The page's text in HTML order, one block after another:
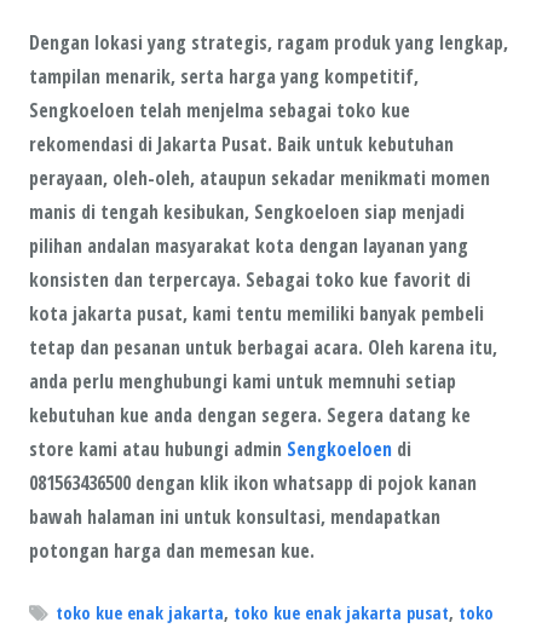
Dengan lokasi yang strategis, ragam produk yang lengkap,
tampilan menarik, serta harga yang kompetitif,
Sengkoeloen telah menjelma sebagai toko kue
rekomendasi di Jakarta Pusat. Baik untuk kebutuhan
perayaan, oleh-oleh, ataupun sekadar menikmati momen
manis di tengah kesibukan, Sengkoeloen siap menjadi
pilihan andalan masyarakat kota dengan layanan yang
konsisten dan terpercaya. Sebagai toko kue favorit di
kota jakarta pusat, kami tentu memiliki banyak pembeli
tetap dan pesanan untuk berbagai acara. Oleh karena itu,
anda perlu menghubungi kami untuk memnuhi setiap
kebutuhan kue anda dengan segera. Segera datang ke
store kami atau hubungi admin Sengkoeloen di
081563436500 dengan klik ikon whatsapp di pojok kanan
bawah halaman ini untuk konsultasi, mendapatkan
potongan harga dan memesan kue.
toko kue enak jakarta, toko kue enak jakarta pusat, toko